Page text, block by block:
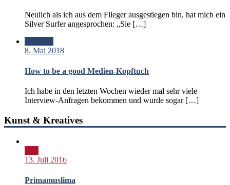
Neulich als ich aus dem Flieger ausgestiegen bin, hat mich ein
Silver Surfer angesprochen: „Sie […]
8. Mai 2018
How to be a good Medien-Kopftuch
Ich habe in den letzten Wochen wieder mal sehr viele
Interview-Anfragen bekommen und wurde sogar […]
Kunst & Kreatives
13. Juli 2016
Primamuslima